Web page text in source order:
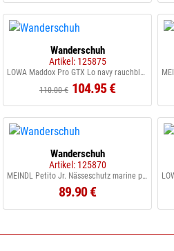
Wanderschuh
Artikel: 125875
LOWA Maddox Pro GTX Lo navy rauchblau
110.00 € 104.95 €
Wanderschuh
Artikel: 125870
MEINDL Petito Jr. Nässeschutz marine pink
89.90 €